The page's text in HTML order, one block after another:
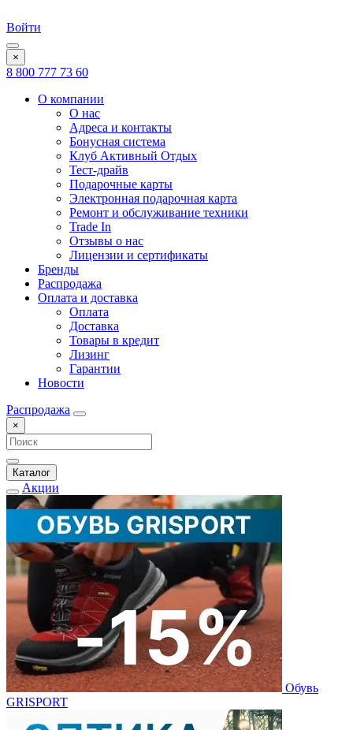
Войти
×
8 800 777 73 60
О компании
О нас
Адреса и контакты
Бонусная система
Клуб Активный Отдых
Тест-драйв
Подарочные карты
Электронная подарочная карта
Ремонт и обслуживание техники
Trade In
Отзывы о нас
Лицензии и сертификаты
Бренды
Распродажа
Оплата и доставка
Оплата
Доставка
Товары в кредит
Лизинг
Гарантии
Новости
Распродажа
×
Каталог
Акции
Обувь
GRISPORT